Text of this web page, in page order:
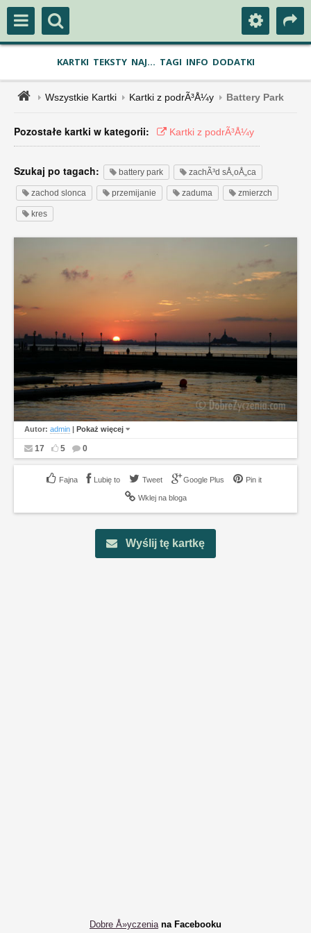
KARTKI TEKSTY NAJ... TAGI INFO DODATKI
Wszystkie Kartki Kartki z podrÃ³Å¼y Battery Park
Pozostałe kartki w kategorii: Kartki z podrÃ³Å¼y
Szukaj po tagach: battery park zachÃ³d sÅ‚oÅ„ca
zachod slonca przemijanie zaduma zmierzch
kres
Autor: admin | Pokaż więcej
17 5 0
Lubię to Tweet Google Plus Pin it
Wklej na bloga
Wyślij tę kartkę
Dobre Å»yczeniana Facebooku